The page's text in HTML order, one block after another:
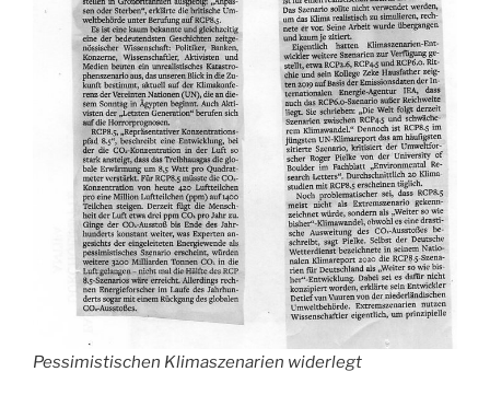
Pessimistischen Klimaszenarien widerlegt